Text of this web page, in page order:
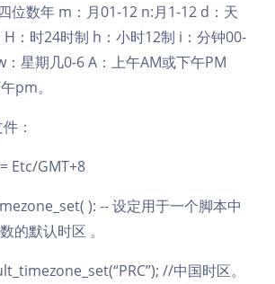
Sans Serif Serif
位数年 m：月01-12 n:月1-12 d：天
：时24时制 h：小时12制 i：分钟00-
：星期几0-6 A：上午AM或下午PM
pm。
：
Etc/GMT+8
): -- 设定用于一个脚本中
的默认时区 。
//中国时区。